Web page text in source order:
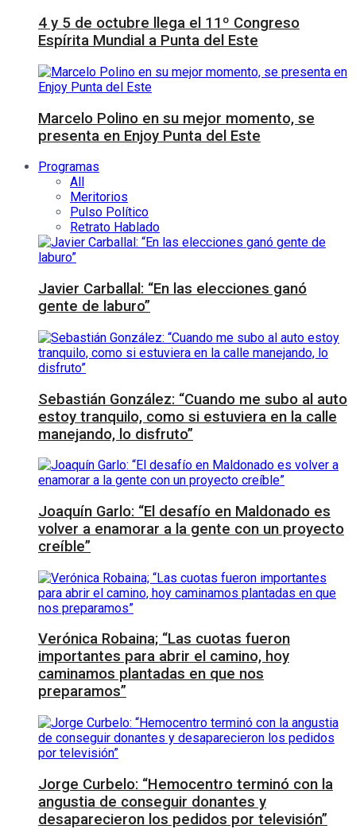
4 y 5 de octubre llega el 11º Congreso
Espírita Mundial a Punta del Este
Marcelo Polino en su mejor momento, se
presenta en Enjoy Punta del Este
Programas
All
Meritorios
Pulso Político
Retrato Hablado
Javier Carballal: “En las elecciones ganó
gente de laburo”
Sebastián González: “Cuando me subo al auto
estoy tranquilo, como si estuviera en la calle
manejando, lo disfruto”
Joaquín Garlo: “El desafío en Maldonado es
volver a enamorar a la gente con un proyecto
creíble”
Verónica Robaina; “Las cuotas fueron
importantes para abrir el camino, hoy
caminamos plantadas en que nos
preparamos”
Jorge Curbelo: “Hemocentro terminó con la
angustia de conseguir donantes y
desaparecieron los pedidos por televisión”